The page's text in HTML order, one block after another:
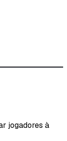
jogadores à